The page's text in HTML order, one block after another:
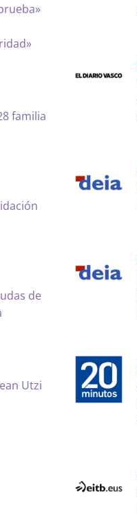
familia
de
Utzi